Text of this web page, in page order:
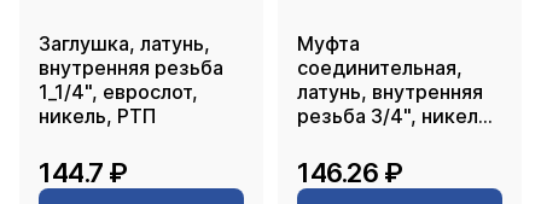
Заглушка, латунь,
внутренняя резьба
1_1/4", еврослот,
никель, РТП
144.7 ₽
Муфта
соединительная,
латунь, внутренняя
резьба 3/4", никель,
146.26 ₽